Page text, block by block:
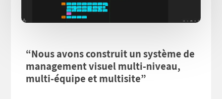
“Nous avons construit un système de
management visuel multi-niveau,
multi-équipe et multisite”